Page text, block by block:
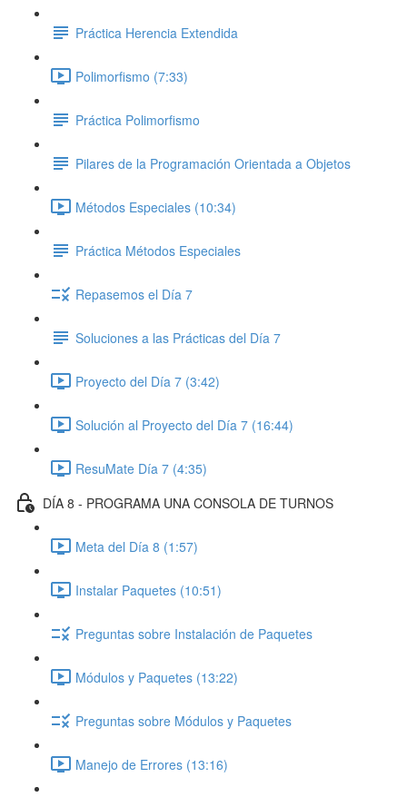
Práctica Herencia Extendida
Polimorfismo (7:33)
Práctica Polimorfismo
Pilares de la Programación Orientada a Objetos
Métodos Especiales (10:34)
Práctica Métodos Especiales
Repasemos el Día 7
Soluciones a las Prácticas del Día 7
Proyecto del Día 7 (3:42)
Solución al Proyecto del Día 7 (16:44)
ResuMate Día 7 (4:35)
DÍA 8 - PROGRAMA UNA CONSOLA DE TURNOS
Meta del Día 8 (1:57)
Instalar Paquetes (10:51)
Preguntas sobre Instalación de Paquetes
Módulos y Paquetes (13:22)
Preguntas sobre Módulos y Paquetes
Manejo de Errores (13:16)